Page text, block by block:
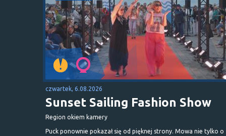
czwartek, 6.08.2026
Sunset Sailing Fashion Show
Region okiem kamery
Puck ponownie pokazał się od pięknej strony. Mowa nie tylko o